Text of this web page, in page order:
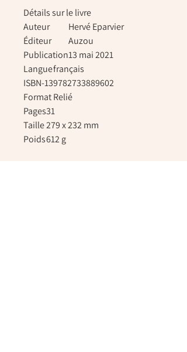
Détails sur le livre
Auteur
Hervé Eparvier
Éditeur
Auzou
Publication13 mai 2021
Languefrançais
ISBN-139782733889602
FormatRelié
Pages31
Taille279 x 232 mm
Poids612 g